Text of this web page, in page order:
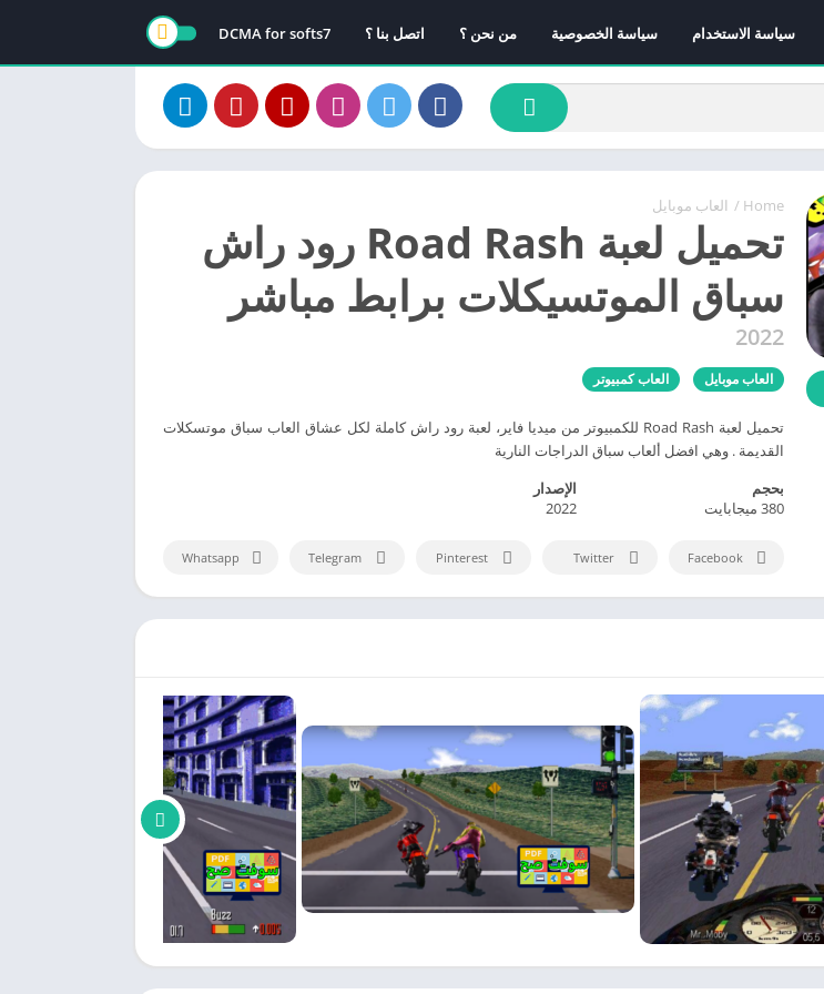
سياسة الاستخدام سياسة الخصوصية من نحن ؟ اتصل بنا ؟ DCMA for softs7
Home
/ العاب موبايل
تحميل لعبة Road Rash رود راش
سباق الموتسيكلات برابط مباشر
2022
العاب موبايل العاب كمبيوتر
تحميل لعبة Road Rash للكمبيوتر من ميديا فاير، لعبة رود راش كاملة لكل عشاق العاب سباق موتسكلات
القديمة . وهي افضل ألعاب سباق الدراجات النارية
بحجم
380 ميجابايت
الإصدار
2022
Facebook
Twitter
Pinterest
Telegram
Whatsapp